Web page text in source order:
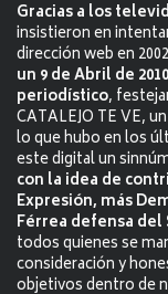
Gracias a los
insistieron en
dirección web en
un 9 de Abril de
periodístico,
CATALEJO TE VE,
lo que hubo en los
este digital un
con la idea de
Expresión, más
Férrea defensa
todos quienes se
consideración y
objetivos dentro de